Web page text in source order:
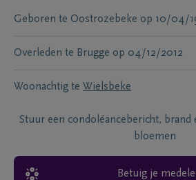
Geboren te Oostrozebeke op 10/04/
Overleden te Brugge op 04/12/2012
Woonachtig te Wielsbeke
Stuur een condoléancebericht, brand
bloemen
Betuig je